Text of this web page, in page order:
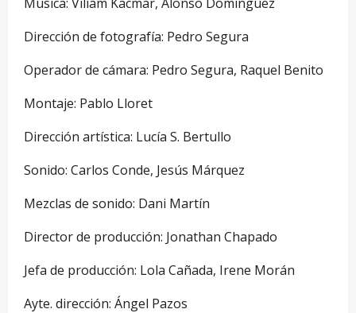
Dirección de fotografía: Pedro Segura
Operador de cámara: Pedro Segura, Raquel Benito
Montaje: Pablo Lloret
Dirección artística: Lucía S. Bertullo
Sonido: Carlos Conde, Jesús Márquez
Mezclas de sonido: Dani Martín
Director de producción: Jonathan Chapado
Jefa de producción: Lola Cañada, Irene Morán
Ayte. dirección: Ángel Pazos